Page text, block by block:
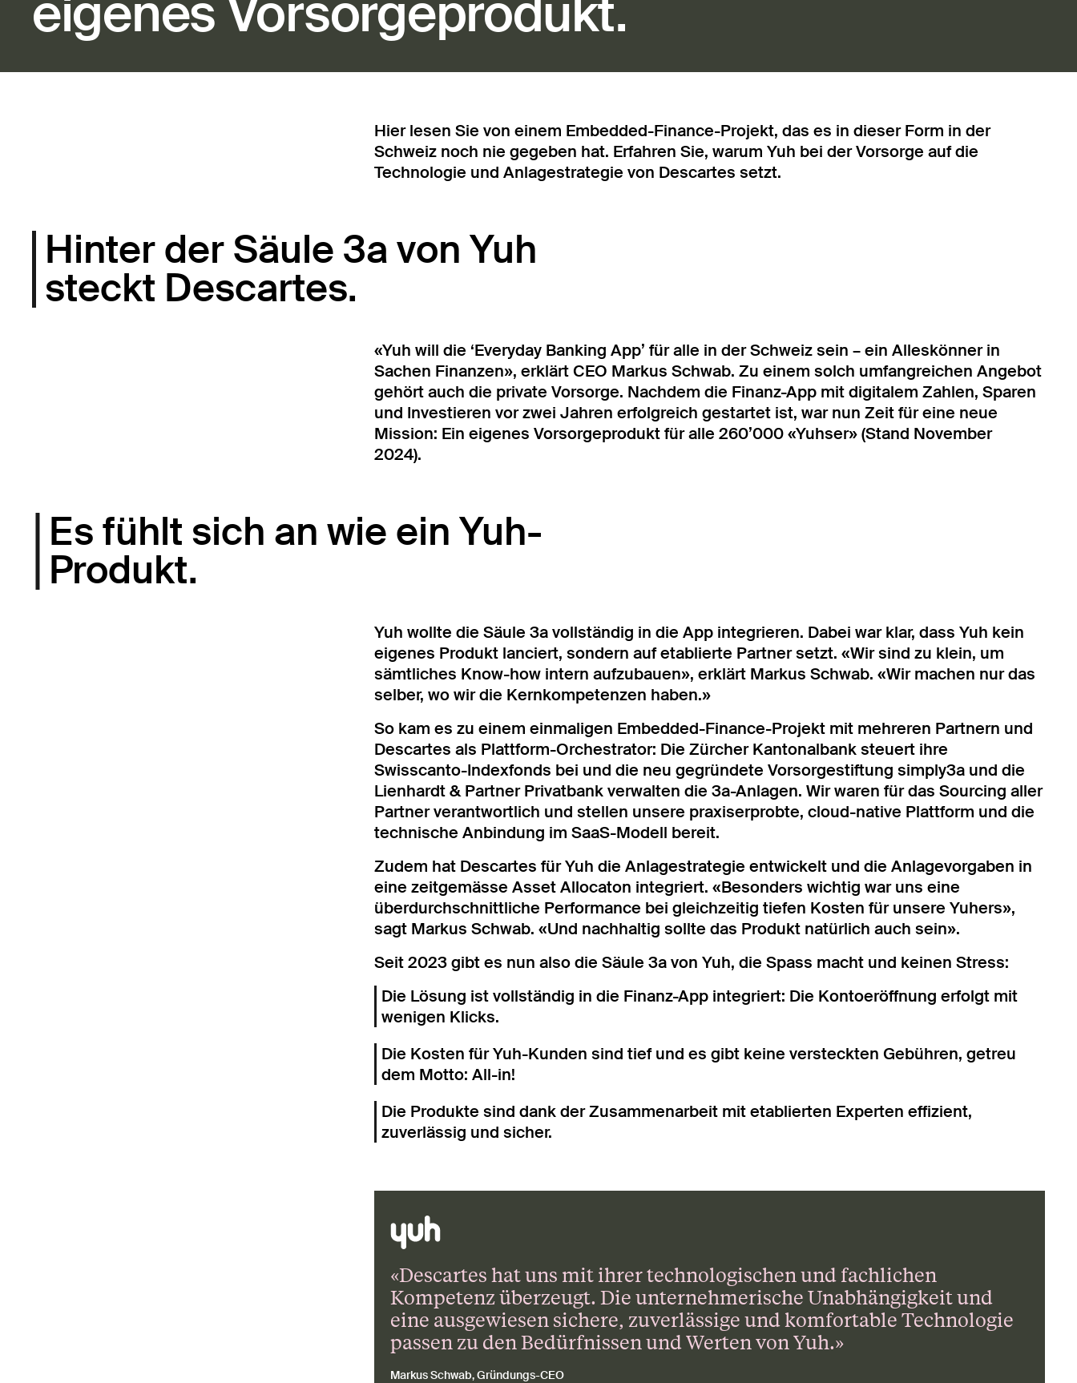
eigenes Vorsorgeprodukt.
Hier lesen Sie von einem Embedded-Finance-Projekt, das es in dieser Form in der
Schweiz noch nie gegeben hat. Erfahren Sie, warum Yuh bei der Vorsorge auf die
Technologie und Anlagestrategie von Descartes setzt.
Hinter der Säule 3a von Yuh
steckt Descartes.
«Yuh will die ‘Everyday Banking App’ für alle in der Schweiz sein – ein Alleskönner in
Sachen Finanzen», erklärt CEO Markus Schwab. Zu einem solch umfangreichen Angebot
gehört auch die private Vorsorge. Nachdem die Finanz-App mit digitalem Zahlen, Sparen
und Investieren vor zwei Jahren erfolgreich gestartet ist, war nun Zeit für eine neue
Mission: Ein eigenes Vorsorgeprodukt für alle 260’000 «Yuhser» (Stand November
2024).
Es fühlt sich an wie ein Yuh-
Produkt.
Yuh wollte die Säule 3a vollständig in die App integrieren. Dabei war klar, dass Yuh kein
eigenes Produkt lanciert, sondern auf etablierte Partner setzt. «Wir sind zu klein, um
sämtliches Know-how intern aufzubauen», erklärt Markus Schwab. «Wir machen nur das
selber, wo wir die Kernkompetenzen haben.»
So kam es zu einem einmaligen Embedded-Finance-Projekt mit mehreren Partnern und
Descartes als Plattform-Orchestrator: Die Zürcher Kantonalbank steuert ihre
Swisscanto-Indexfonds bei und die neu gegründete Vorsorgestiftung simply3a und die
Lienhardt & Partner Privatbank verwalten die 3a-Anlagen. Wir waren für das Sourcing aller
Partner verantwortlich und stellen unsere praxiserprobte, cloud-native Plattform und die
technische Anbindung im SaaS-Modell bereit.
Zudem hat Descartes für Yuh die Anlagestrategie entwickelt und die Anlagevorgaben in
eine zeitgemässe Asset Allocaton integriert. «Besonders wichtig war uns eine
überdurchschnittliche Performance bei gleichzeitig tiefen Kosten für unsere Yuhers»,
sagt Markus Schwab. «Und nachhaltig sollte das Produkt natürlich auch sein».
Seit 2023 gibt es nun also die Säule 3a von Yuh, die Spass macht und keinen Stress:
Die Lösung ist vollständig in die Finanz-App integriert: Die Kontoeröffnung erfolgt mit
wenigen Klicks.
Die Kosten für Yuh-Kunden sind tief und es gibt keine versteckten Gebühren, getreu
dem Motto: All-in!
Die Produkte sind dank der Zusammenarbeit mit etablierten Experten effizient,
zuverlässig und sicher.
«Descartes hat uns mit ihrer technologischen und fachlichen
Kompetenz überzeugt. Die unternehmerische Unabhängigkeit und
eine ausgewiesen sichere, zuverlässige und komfortable Technologie
passen zu den Bedürfnissen und Werten von Yuh.»
Markus Schwab, Gründungs-CEO